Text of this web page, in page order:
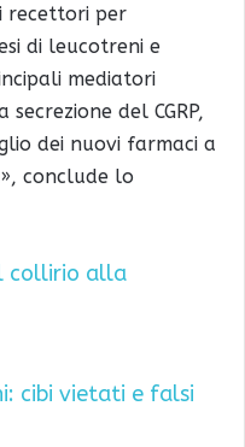
recettori per
di leucotreni e
mediatori
del CGRP,
dei nuovi farmaci a
conclude lo
collirio alla
cibi vietati e falsi